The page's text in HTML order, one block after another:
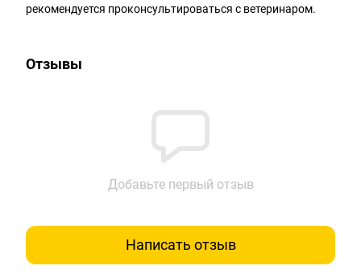
рекомендуется проконсультироваться с ветеринаром.
Отзывы
Добавьте первый отзыв
Написать отзыв